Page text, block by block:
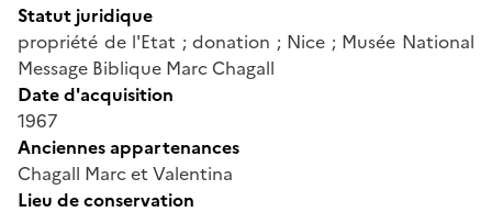
Statut juridique
propriété de l'Etat ; donation ; Nice ; Musée National
Message Biblique Marc Chagall
Date d'acquisition
1967
Anciennes appartenances
Chagall Marc et Valentina
Lieu de conservation